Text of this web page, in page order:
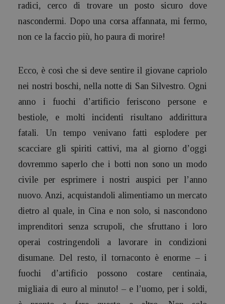
radici, cerco di trovare un posto sicuro dove
nascondermi. Dopo una corsa affannata, mi fermo,
non ce la faccio più, ho paura di morire!
Ecco, è così che si deve sentire il giovane capriolo
nei nostri boschi, nella notte di San Silvestro. Ogni
anno i fuochi d’artificio feriscono persone e
bestiole, e molti incidenti risultano addirittura
fatali. Un tempo venivano fatti esplodere per
scacciare gli spiriti cattivi, ma al giorno d’oggi
dovremmo saperlo che i botti non sono un modo
civile per esprimere i nostri auspici per l’anno
nuovo. Anzi, acquistandoli alimentiamo un mercato
dietro al quale, in Cina e non solo, si nascondono
imprenditori senza scrupoli, che sfruttano i loro
operai costringendoli a lavorare in condizioni
disumane. Del resto, il tornaconto è enorme – i
fuochi d’artificio possono costare centinaia,
migliaia di euro al minuto! – e l’uomo, per i soldi,